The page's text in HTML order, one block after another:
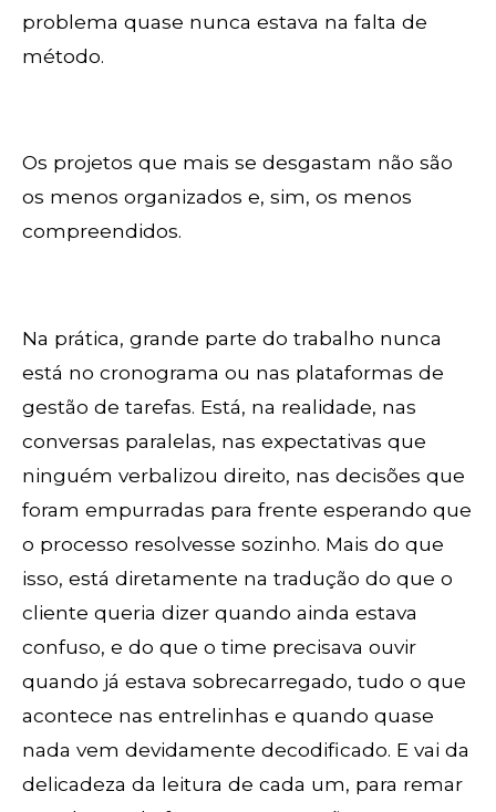
problema quase nunca estava na falta de
método.
Os projetos que mais se desgastam não são
os menos organizados e, sim, os menos
compreendidos.
Na prática, grande parte do trabalho nunca
está no cronograma ou nas plataformas de
gestão de tarefas. Está, na realidade, nas
conversas paralelas, nas expectativas que
ninguém verbalizou direito, nas decisões que
foram empurradas para frente esperando que
o processo resolvesse sozinho. Mais do que
isso, está diretamente na tradução do que o
cliente queria dizer quando ainda estava
confuso, e do que o time precisava ouvir
quando já estava sobrecarregado, tudo o que
acontece nas entrelinhas e quando quase
nada vem devidamente decodificado. E vai da
delicadeza da leitura de cada um, para remar